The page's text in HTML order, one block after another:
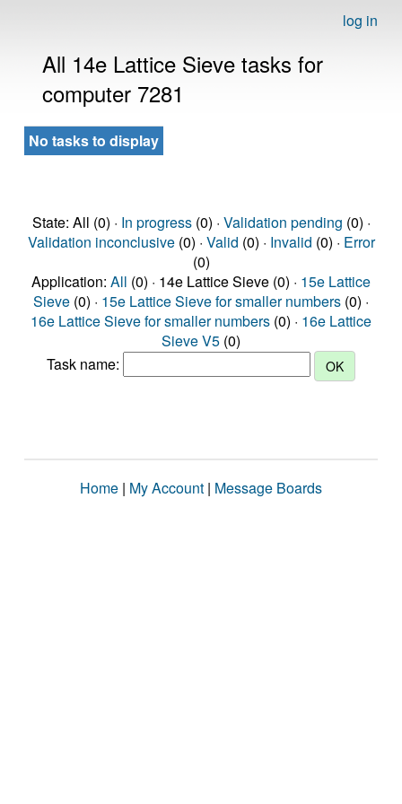
log in
All 14e Lattice Sieve tasks for
computer 7281
No tasks to display
State: All (0) · In progress(0) · Validation pending (0) ·
Validation inconclusive(0) · Valid (0) · Invalid (0) · Error
(0)
Application: All (0) · 14e Lattice Sieve (0) · 15e Lattice
Sieve (0) · 15e Lattice Sieve for smaller numbers (0) ·
16e Lattice Sieve for smaller numbers (0) · 16e Lattice
Sieve V5 (0)
Task name:
Home | My Account | Message Boards